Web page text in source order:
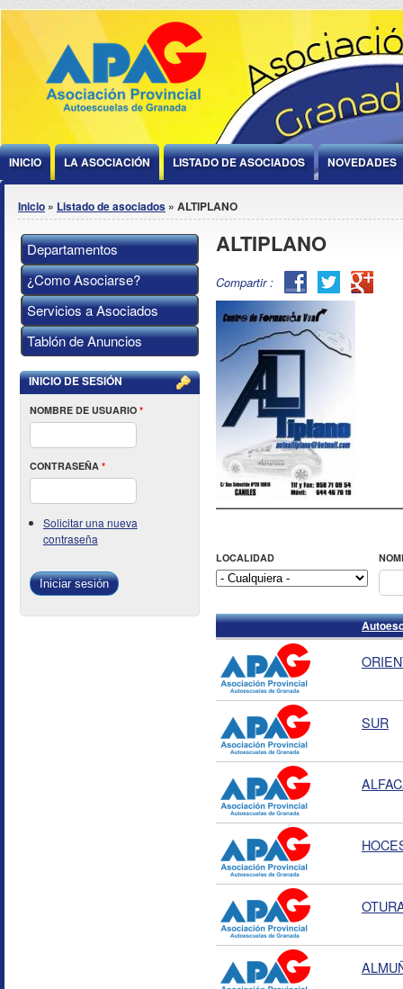
Jump to Content
INICIO LA ASOCIACIÓN LISTADO DE ASOCIADOS NOVEDADES
Se encuentra usted aquí
Inicio » Listado de asociados » ALTIPLANO
ALTIPLANO
Compartir : FacebookTwitter
Plus
LOCALIDAD
SUR
Departamentos
¿Como Asociarse?
Servicios a Asociados
Tablón de Anuncios
INICIO DE SESIÓN
NOMBRE DE USUARIO *
CONTRASEÑA *
Solicitar una nueva
contraseña